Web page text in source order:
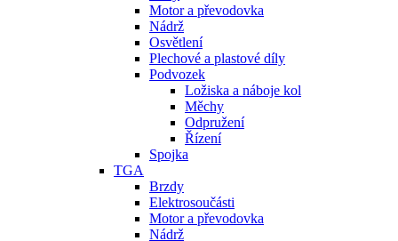
Motor a převodovka
Nádrž
Osvětlení
Plechové a plastové díly
Podvozek
Ložiska a náboje kol
Měchy
Odpružení
Řízení
Spojka
TGA
Brzdy
Elektrosoučásti
Motor a převodovka
Nádrž